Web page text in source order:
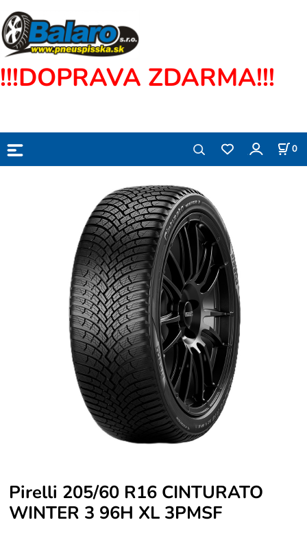
!!!DOPRAVA ZDARMA!!!
0
Pirelli 205/60 R16 CINTURATO
WINTER 3 96H XL 3PMSF